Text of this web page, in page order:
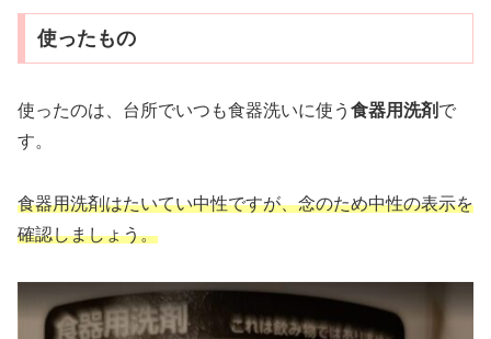
使ったもの
使ったのは、台所でいつも食器洗いに使う 食器用洗剤 で
す。
食器用洗剤はたいてい中性ですが、念のため中性の表示を
確認しましょう。